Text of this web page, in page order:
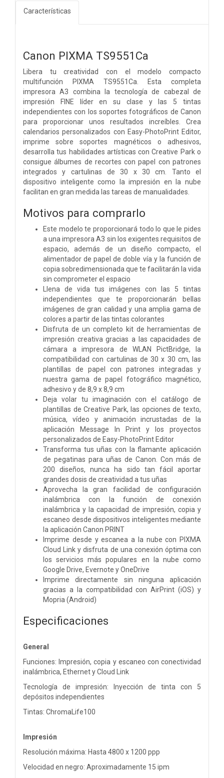
Características
Canon PIXMA TS9551Ca
Libera tu creatividad con el modelo compacto
multifunción PIXMA TS9551Ca. Esta completa
impresora A3 combina la tecnología de cabezal de
impresión FINE líder en su clase y las 5 tintas
independientes con los soportes fotográficos de Canon
para proporcionar unos resultados increíbles. Crea
calendarios personalizados con Easy-PhotoPrint Editor,
imprime sobre soportes magnéticos o adhesivos,
desarrolla tus habilidades artísticas con Creative Park o
consigue álbumes de recortes con papel con patrones
integrados y cartulinas de 30 x 30 cm. Tanto el
dispositivo inteligente como la impresión en la nube
facilitan en gran medida las tareas de manualidades.
Motivos para comprarlo
Este modelo te proporcionará todo lo que le pides
a una impresora A3 sin los exigentes requisitos de
espacio, además de un diseño compacto, el
alimentador de papel de doble vía y la función de
copia sobredimensionada que te facilitarán la vida
sin comprometer el espacio
Llena de vida tus imágenes con las 5 tintas
independientes que te proporcionarán bellas
imágenes de gran calidad y una amplia gama de
colores a partir de las tintas colorantes
Disfruta de un completo kit de herramientas de
impresión creativa gracias a las capacidades de
cámara a impresora de WLAN PictBridge, la
compatibilidad con cartulinas de 30 x 30 cm, las
plantillas de papel con patrones integradas y
nuestra gama de papel fotográfico magnético,
adhesivo y de 8,9 x 8,9 cm
Deja volar tu imaginación con el catálogo de
plantillas de Creative Park, las opciones de texto,
música, vídeo y animación incrustadas de la
aplicación Message In Print y los proyectos
personalizados de Easy-PhotoPrint Editor
Transforma tus uñas con la flamante aplicación
de pegatinas para uñas de Canon. Con más de
200 diseños, nunca ha sido tan fácil aportar
grandes dosis de creatividad a tus uñas
Aprovecha la gran facilidad de configuración
inalámbrica con la función de conexión
inalámbrica y la capacidad de impresión, copia y
escaneo desde dispositivos inteligentes mediante
la aplicación Canon PRINT
Imprime desde y escanea a la nube con PIXMA
Cloud Link y disfruta de una conexión óptima con
los servicios más populares en la nube como
Google Drive, Evernote y OneDrive
Imprime directamente sin ninguna aplicación
gracias a la compatibilidad con AirPrint (iOS) y
Mopria (Android)
Especificaciones
General
Funciones: Impresión, copia y escaneo con conectividad
inalámbrica, Ethernet y Cloud Link
Tecnología de impresión: Inyección de tinta con 5
depósitos independientes
Tintas: ChromaLife100
Impresión
Resolución máxima: Hasta 4800 x 1200 ppp
Velocidad en negro: Aproximadamente 15 ipm